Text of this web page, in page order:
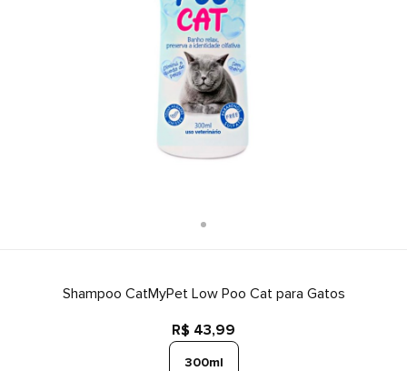
Shampoo CatMyPet Low Poo Cat para Gatos
R$ 43,99
300ml